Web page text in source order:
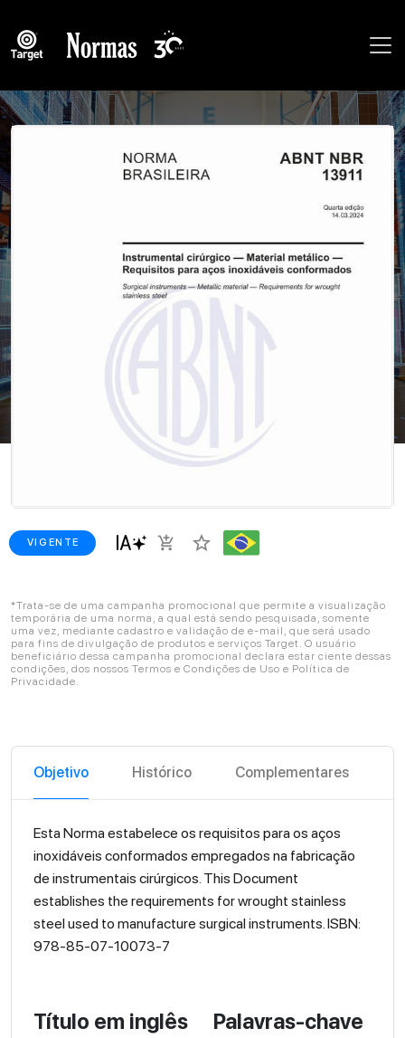
VIGENTE add_shopping_cart star_border
*Trata-se de uma campanha promocional que permite a visualização
temporária de uma norma, a qual está sendo pesquisada, somente
uma vez, mediante cadastro e validação de e-mail, que será usado
para fins de divulgação de produtos e serviços Target. O usuário
beneficiário dessa campanha promocional declara estar ciente dessas
condições, dos nossos Termos e Condições de Uso e Política de
Privacidade.
Objetivo Histórico Complementares
Esta Norma estabelece os requisitos para os aços
inoxidáveis conformados empregados na fabricação
de instrumentais cirúrgicos. This Document
establishes the requirements for wrought stainless
steel used to manufacture surgical instruments. ISBN:
978-85-07-10073-7
Título em inglês Palavras-chave